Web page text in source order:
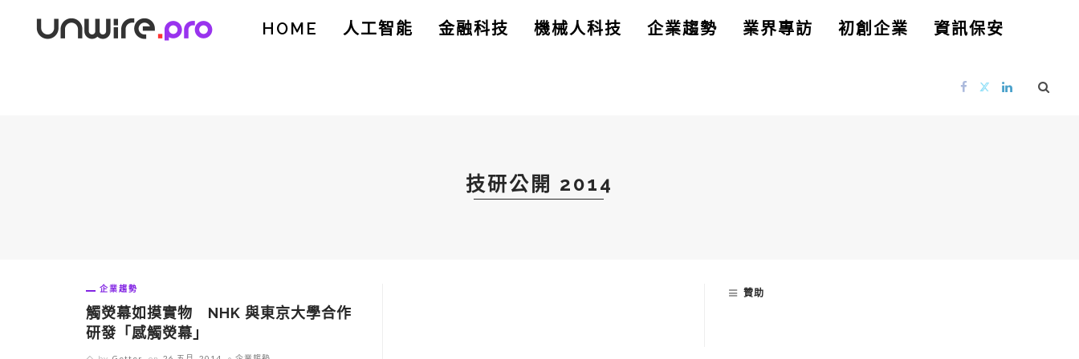
HOME 人工智能 金融科技 機械人科技 企業趨勢 業界專訪 初創企業 資訊保安
技研公開 2014
企業趨勢
觸熒幕如摸實物 NHK 與東京大學合作
研發「感觸熒幕」
贊助